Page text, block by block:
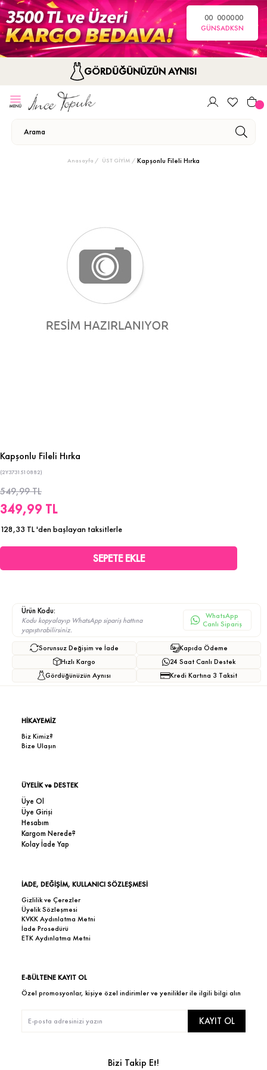
00
GÜN
00
SA
00
DK
00
SN
GÖRDÜĞÜNÜZÜN AYNISI
Anasayfa ÜST GİYİM Kapşonlu Fileli Hırka
Kapşonlu Fileli Hırka
(2Y3731510882)
549,99 TL
349,99 TL
128,33 TL'den başlayan taksitlerle
Ürün Kodu:
Kodu kopyalayıp WhatsApp sipariş hattına
yapıştırabilirsiniz.
WhatsApp
Canlı Sipariş
Sorunsuz Değişim ve İade
Hızlı Kargo
Gördüğünüzün Aynısı
Kapıda Ödeme
24 Saat Canlı Destek
Kredi Kartına 3 Taksit
HİKAYEMİZ
Biz Kimiz?
Bize Ulaşın
ÜYELİK ve DESTEK
Üye Ol
Üye Girişi
Hesabım
Kargom Nerede?
Kolay İade Yap
İADE, DEĞİŞİM, KULLANICI SÖZLEŞMESİ
Gizlilik ve Çerezler
Üyelik Sözleşmesi
KVKK Aydınlatma Metni
İade Prosedürü
ETK Aydınlatma Metni
E-BÜLTENE KAYIT OL
Özel promosyonlar, kişiye özel indirimler ve yenilikler ile ilgili bilgi alın
KAYIT OL
Bizi Takip Et!